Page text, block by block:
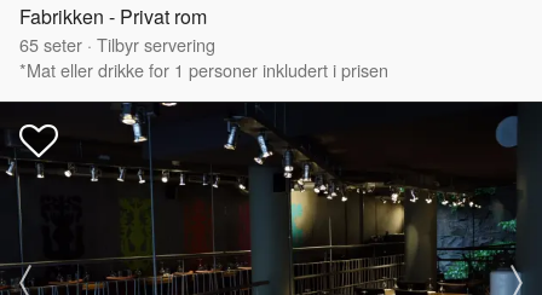
Fabrikken - Privat rom
65seter · Tilbyr servering
*Mat eller drikke for 1 personer inkludert i prisen